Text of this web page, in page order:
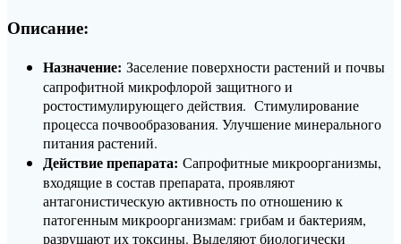
Описание:
Назначение: Заселение поверхности растений и почвы
сапрофитной микрофлорой защитного и
ростостимулирующего действия. Стимулирование
процесса почвообразования. Улучшение минерального
питания растений.
Действие препарата: Сапрофитные микроорганизмы,
входящие в состав препарата, проявляют
антагонистическую активность по отношению к
патогенным микроорганизмам: грибам и бактериям,
разрушают их токсины. Выделяют биологически